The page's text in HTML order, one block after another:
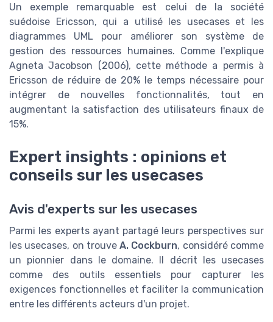
Un exemple remarquable est celui de la société
suédoise Ericsson, qui a utilisé les usecases et les
diagrammes UML pour améliorer son système de
gestion des ressources humaines. Comme l'explique
Agneta Jacobson (2006), cette méthode a permis à
Ericsson de réduire de 20% le temps nécessaire pour
intégrer de nouvelles fonctionnalités, tout en
augmentant la satisfaction des utilisateurs finaux de
15%.
Expert insights : opinions et
conseils sur les usecases
Avis d'experts sur les usecases
Parmi les experts ayant partagé leurs perspectives sur
les usecases, on trouveA. Cockburn, considéré comme
un pionnier dans le domaine. Il décrit les usecases
comme des outils essentiels pour capturer les
exigences fonctionnelles et faciliter la communication
entre les différents acteurs d'un projet.